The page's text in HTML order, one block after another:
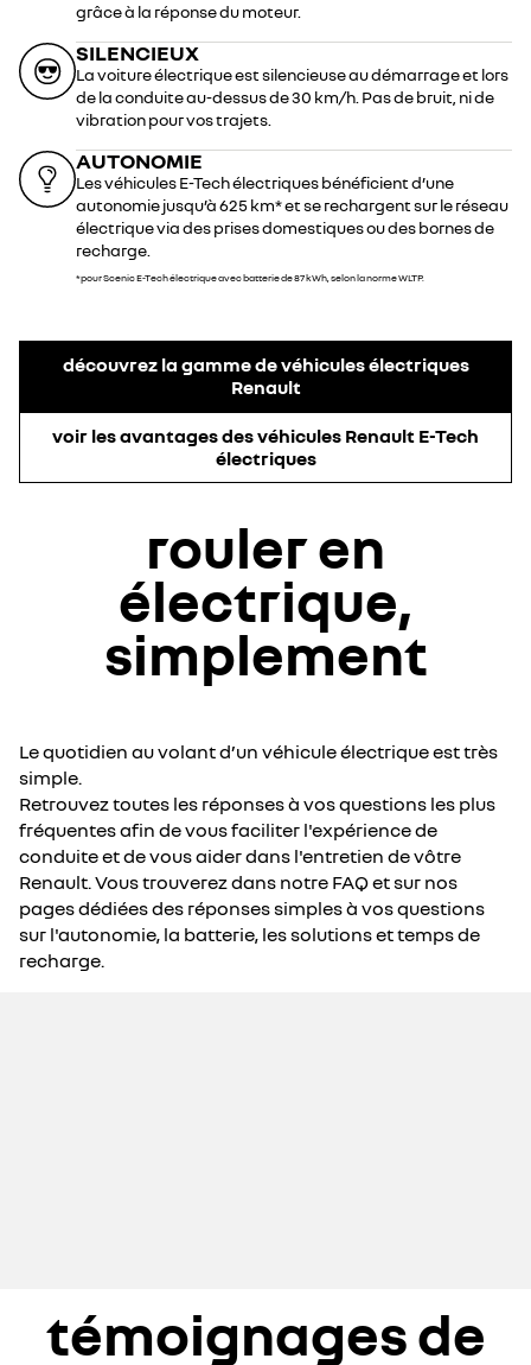
grâce à la réponse du moteur.
SILENCIEUX
La voiture électrique est silencieuse au démarrage et lors
de la conduite au-dessus de 30 km/h. Pas de bruit, ni de
vibration pour vos trajets.
AUTONOMIE
Les véhicules E-Tech électriques bénéficient d’une
autonomie jusqu’à 625 km* et se rechargent sur le réseau
électrique via des prises domestiques ou des bornes de
recharge.
*pour Scenic E-Tech électrique avec batterie de 87 kWh, selon la norme WLTP.
découvrez la gamme de véhicules électriques
Renault
voir les avantages des véhicules Renault E-Tech
électriques
rouler en
électrique,
simplement
Le quotidien au volant d’un véhicule électrique est très
simple.
Retrouvez toutes les réponses à vos questions les plus
fréquentes afin de vous faciliter l'expérience de
conduite et de vous aider dans l'entretien de vôtre
Renault. Vous trouverez dans notre FAQ et sur nos
pages dédiées des réponses simples à vos questions
sur l'autonomie, la batterie, les solutions et temps de
recharge.
témoignages de